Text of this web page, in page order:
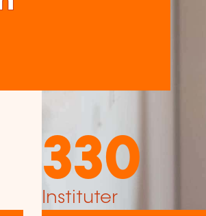
330
Instituter